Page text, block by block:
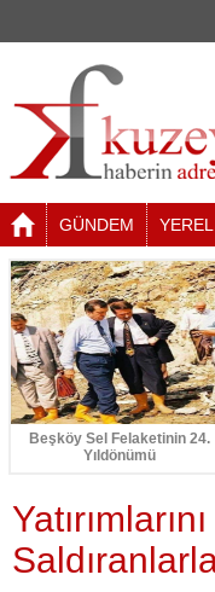
GÜNDEM YEREL
Beşköy Sel Felaketinin 24.
Yıldönümü